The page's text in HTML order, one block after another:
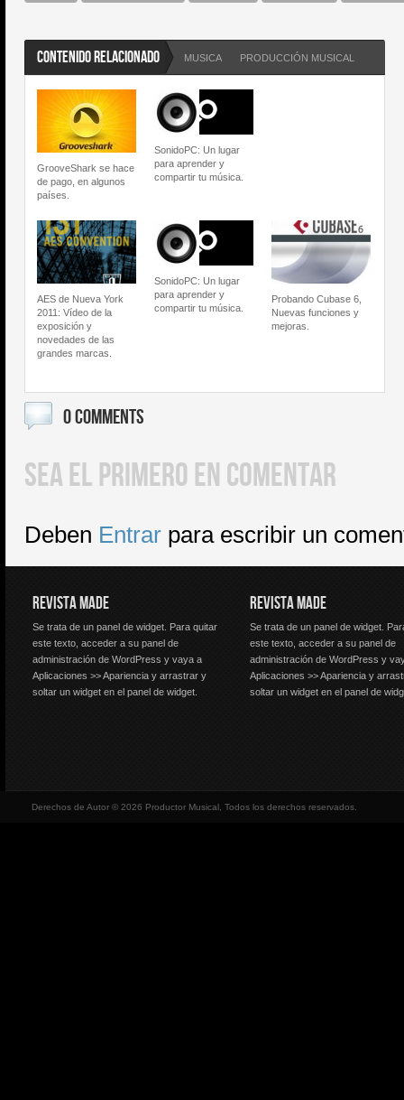
CONTENIDO RELACIONADO MUSICA PRODUCCIÓN MUSICAL
GrooveShark se hace
de pago, en algunos
países.
SonidoPC: Un lugar
para aprender y
compartir tu música.
AES de Nueva York
2011: Vídeo de la
exposición y
novedades de las
grandes marcas.
SonidoPC: Un lugar
para aprender y
compartir tu música.
Probando Cubase 6,
Nuevas funciones y
mejoras.
0 COMMENTS
SEA EL PRIMERO EN COMENTAR
Deben Entrar para escribir un
REVISTA MADE
Se trata de un panel de widget. Para quitar
este texto, acceder a su panel de
administración de WordPress y vaya a
Aplicaciones >> Apariencia y arrastrar y
soltar un widget en el panel de widget.
REVISTA MADE
Se trata de un panel de widget.
este texto, acceder a su panel de
administración de WordPress y
Aplicaciones >> Apariencia y
soltar un widget en el panel de
Derechos de Autor © 2026 Productor Musical, Todos los derechos reservados.